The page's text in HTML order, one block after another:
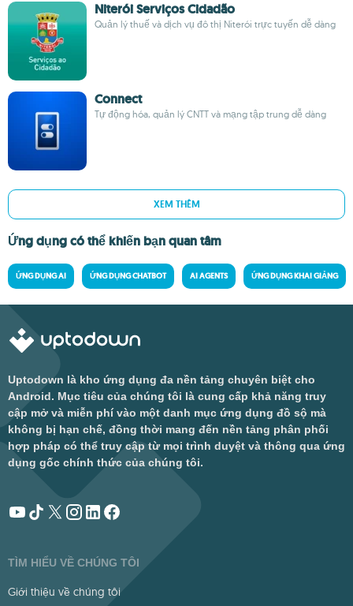
Niterói Serviços Cidadão
Quản lý thuế và dịch vụ đô thị Niterói trực tuyến dễ dàng
Connect
Tự động hóa, quản lý CNTT và mạng tập trung dễ dàng
XEM THÊM
Ứng dụng có thể khiến bạn quan tâm
ỨNG DỤNG AI ỨNG DỤNG CHATBOT AI AGENTS ỨNG DỤNG KHAI GIẢNG
Uptodown là kho ứng dụng đa nền tảng chuyên biệt cho
Android. Mục tiêu của chúng tôi là cung cấp khả năng truy
cập mở và miễn phí vào một danh mục ứng dụng đồ sộ mà
không bị hạn chế, đồng thời mang đến nền tảng phân phối
hợp pháp có thể truy cập từ mọi trình duyệt và thông qua ứng
dụng gốc chính thức của chúng tôi.
TÌM HIỂU VỀ CHÚNG TÔI
Giới thiệu về chúng tôi